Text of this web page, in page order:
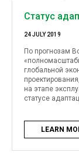
Статус
24 JULY 2019
По прогнозам
глобальной
на этапе
статусе
LEARN